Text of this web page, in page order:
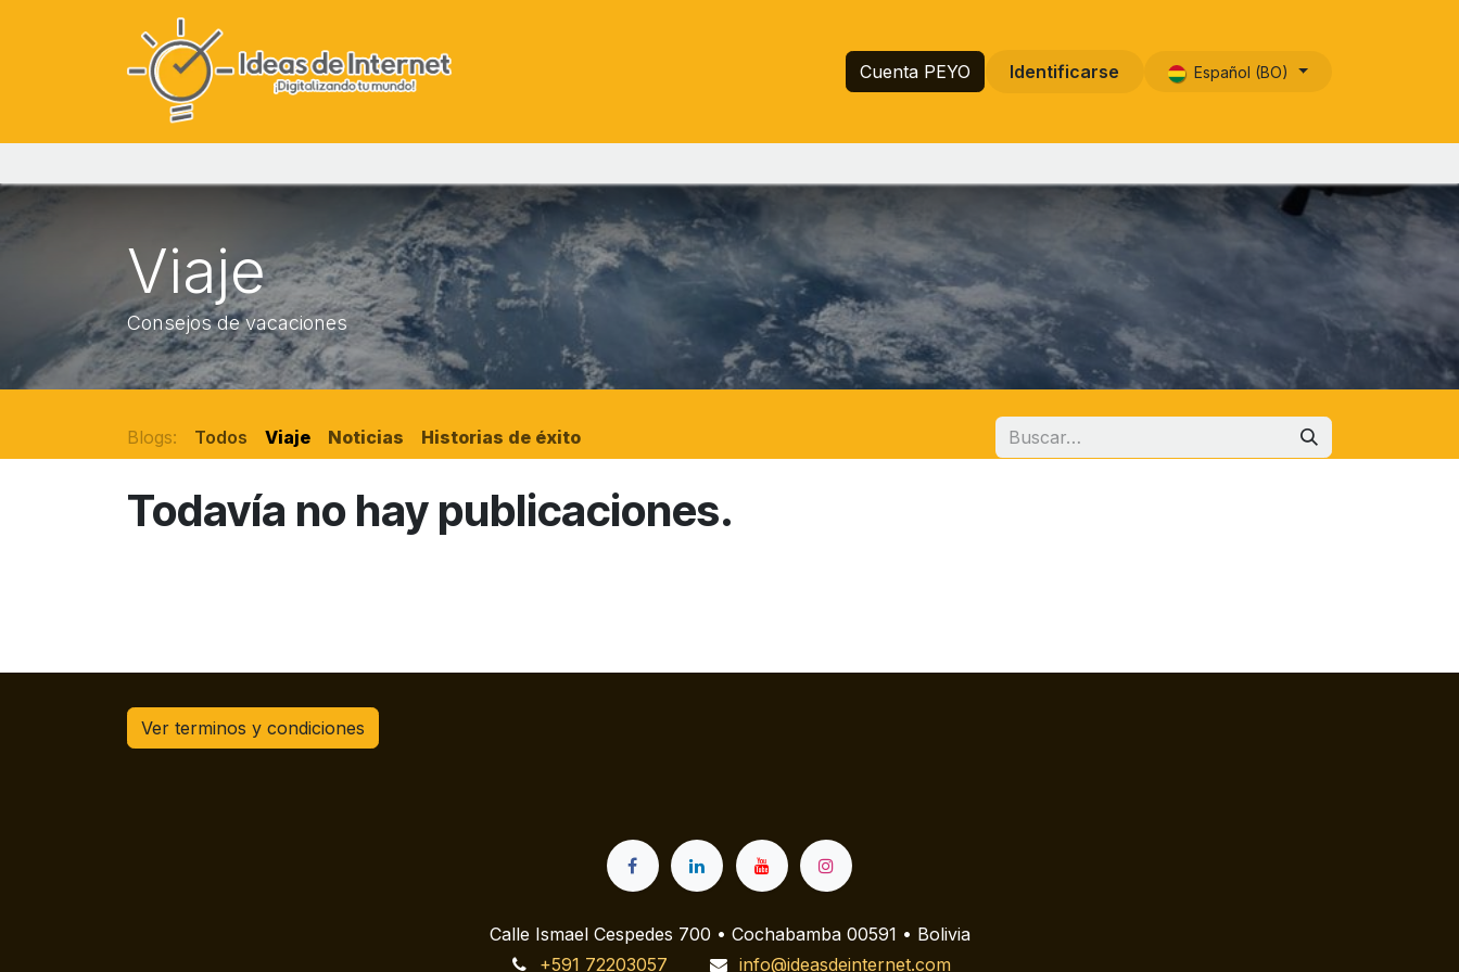
Cuenta PEYO Identificarse Español (BO)
Viaje
Consejos de vacaciones
Blogs: Todos Viaje Noticias Historias de éxito
Todavía no hay publicaciones.
Ver terminos y condiciones
Calle Ismael Cespedes 700 • Cochabamba 00591 • Bolivia
+591 72203057
info@ideasdeinternet.com